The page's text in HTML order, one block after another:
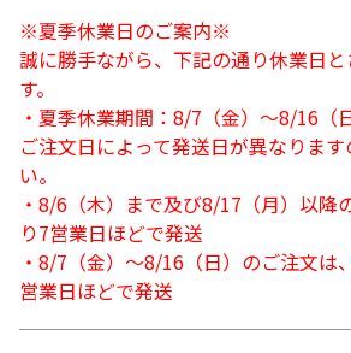
※夏季休業日のご案内※
誠に勝手ながら、下記の通り休業日
す。
・夏季休業期間：8/7（金）～8/16（日
ご注文日によって発送日が異なりま
い。
・8/6（木）まで及び8/17（月）以降
り7営業日ほどで発送
・8/7（金）～8/16（日）のご注文は
営業日ほどで発送